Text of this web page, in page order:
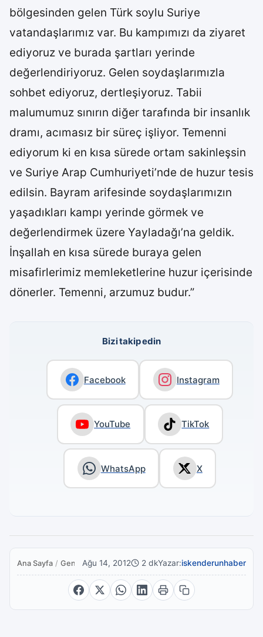
bölgesinden gelen Türk soylu Suriye
vatandaşlarımız var. Bu kampımızı da ziyaret
ediyoruz ve burada şartları yerinde
değerlendiriyoruz. Gelen soydaşlarımızla
sohbet ediyoruz, dertleşiyoruz. Tabii
malumumuz sınırın diğer tarafında bir insanlık
dramı, acımasız bir süreç işliyor. Temenni
ediyorum ki en kısa sürede ortam sakinleşsin
ve Suriye Arap Cumhuriyeti’nde de huzur tesis
edilsin. Bayram arifesinde soydaşlarımızın
yaşadıkları kampı yerinde görmek ve
değerlendirmek üzere Yayladağı’na geldik.
İnşallah en kısa sürede buraya gelen
misafirlerimiz memleketlerine huzur içerisinde
dönerler. Temenni, arzumuz budur.”
Bizi takip edin
Facebook Instagram
YouTube TikTok
WhatsApp X
Ana Sayfa / Genel Ağu 14, 2012 2 dkYazar:iskenderunhaber